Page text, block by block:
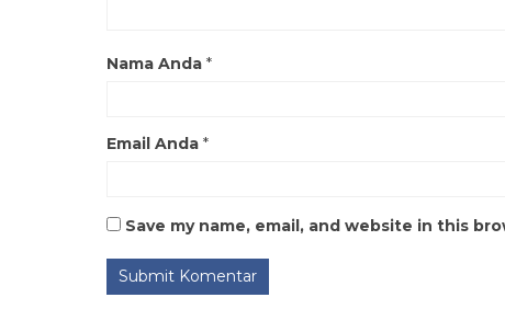
Nama Anda *
Email Anda *
Save my name, email, and website in this